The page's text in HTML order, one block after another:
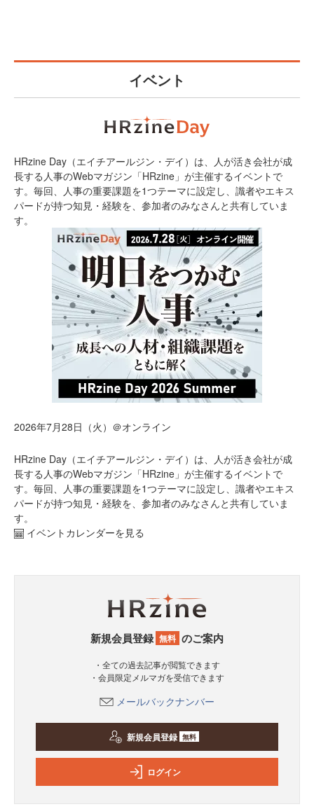
イベント
HRzine Day（エイチアールジン・デイ）は、人が活き会社が成
長する人事のWebマガジン「HRzine」が主催するイベントで
す。毎回、人事の重要課題を1つテーマに設定し、識者やエキス
パードが持つ知見・経験を、参加者のみなさんと共有していま
す。
2026年7月28日（火）＠オンライン
HRzine Day（エイチアールジン・デイ）は、人が活き会社が成
長する人事のWebマガジン「HRzine」が主催するイベントで
す。毎回、人事の重要課題を1つテーマに設定し、識者やエキス
パードが持つ知見・経験を、参加者のみなさんと共有していま
す。
イベントカレンダーを見る
新規会員登録 無料 のご案内
・全ての過去記事が閲覧できます
・会員限定メルマガを受信できます
メールバックナンバー
新規会員登録 無料
ログイン